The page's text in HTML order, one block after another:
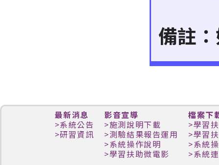
備註
最新消息
>系統公告
>研習資訊
影音宣導
>施測說明下載
>測驗結果報告運用
>系統操作說明
>學習扶助微電影
檔案下
>學習
>學習
>系統
>系統